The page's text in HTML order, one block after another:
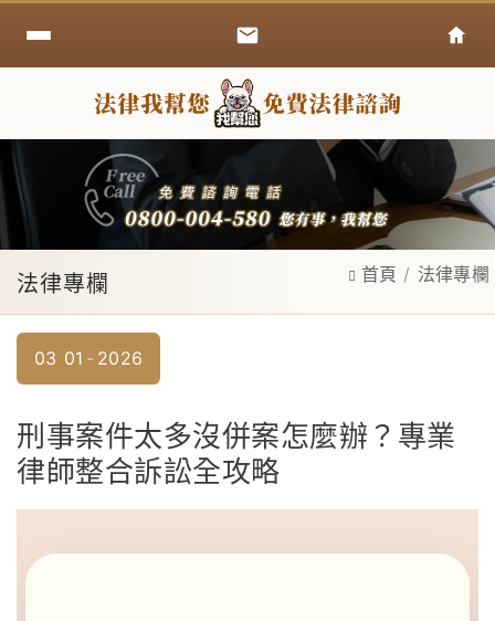
法律專欄 首頁 法律專欄
03 01 2026
刑事案件太多沒併案怎麼辦？專業
律師整合訴訟全攻略